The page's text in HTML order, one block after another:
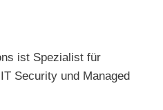
ist Spezialist für
Security und Managed